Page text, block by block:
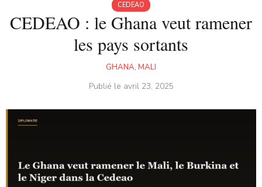
CEDEAO
CEDEAO : le Ghana veut ramener
les pays sortants
GHANA, MALI
Publié le avril 23, 2025